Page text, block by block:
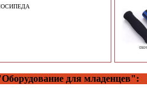
для младенцев":